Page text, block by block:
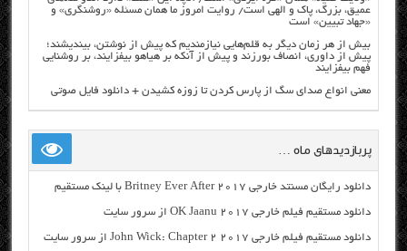
عمیق، بزرگ، پاک و الهی است/ روایت امروز ما همان مسئله «روشنگری» و
«جهاد تبیین» است
بیش از هر زمان دیگر به قلم‌هایی نیازمندیم که پیش از نوشتن، بیندیشند؛
پیش از داوری، انصاف بورزند و پیش از آنکه بر هیاهو بیفزایند، بر روشنایی
فهم بیفزایند
معنی انواع صدای سگ از پارس کردن تا زوزه کشیدن + دانلود فایل صوتی
پربازدیدهای ماه …
دانلود رایگان مسنتد خارجی Britney Ever After 2017 با لینک مستقیم
دانلود مستقیم فیلم خارجی OK Jaanu 2017 از سرور سایت
دانلود مستقیم فیلم خارجی John Wick: Chapter 2 2017 از سرور سایت